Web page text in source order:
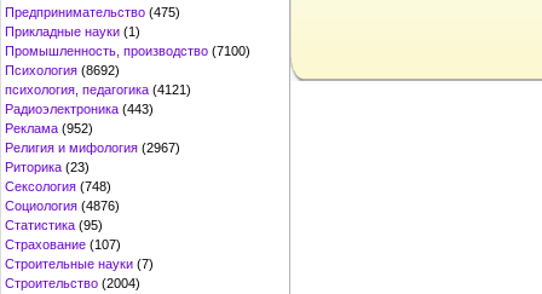
Предпринимательство (475)
Прикладные науки (1)
Промышленность, производство (7100)
Психология (8692)
психология, педагогика (4121)
Радиоэлектроника (443)
Реклама (952)
Религия и мифология (2967)
Риторика (23)
Сексология (748)
Социология (4876)
Статистика (95)
Страхование (107)
Строительные науки (7)
Строительство (2004)